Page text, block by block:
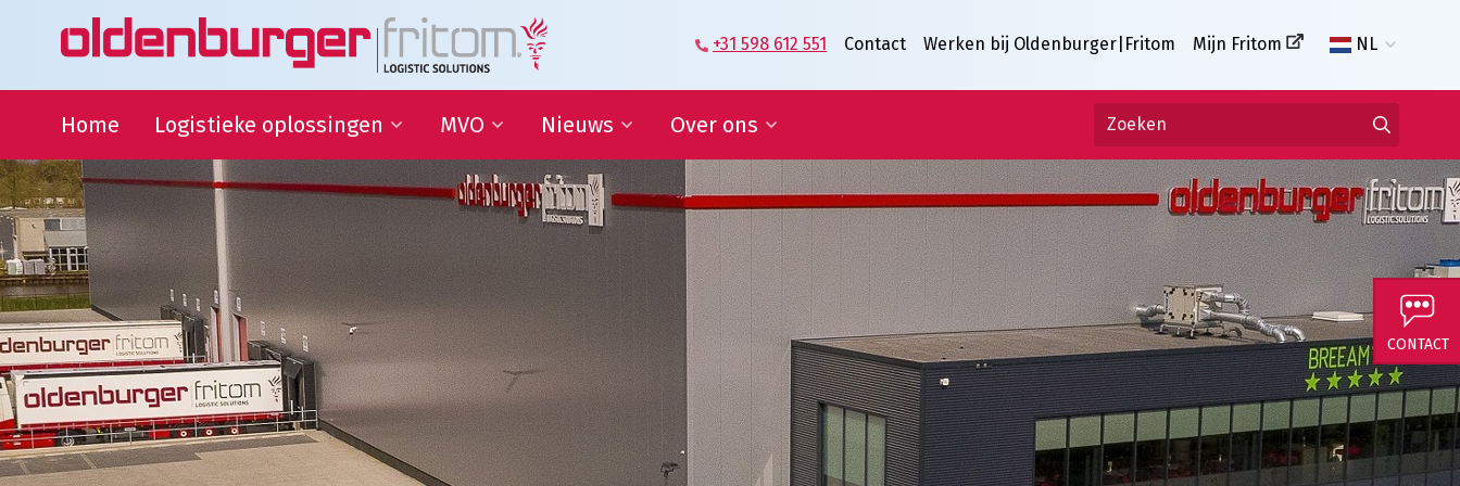
+31 598 612 551 Contact Werken bij Oldenburger|Fritom Mijn Fritom NL
Home Logistieke oplossingen
Transport
Warehousing
Supply Chain Management
Logistieke oplossingen
MVO
Duurzame
Ontwikkelingsdoelen
QHSE
Samenwerking onderwijs
Sportsponsoring en
partnerships
Goede doelen
Nieuws
Blog | Shaping the Future of
Logistics
Nieuwsbrief
In de media
Nieuws
Over ons
Directie en Management
Kennisorganisatie
Onze medewerkers
Partners over ons
Onze geschiedenis
Predicaat Hofleverancier
Awards Oldenburger|Fritom
Certificeringen
CONTACT